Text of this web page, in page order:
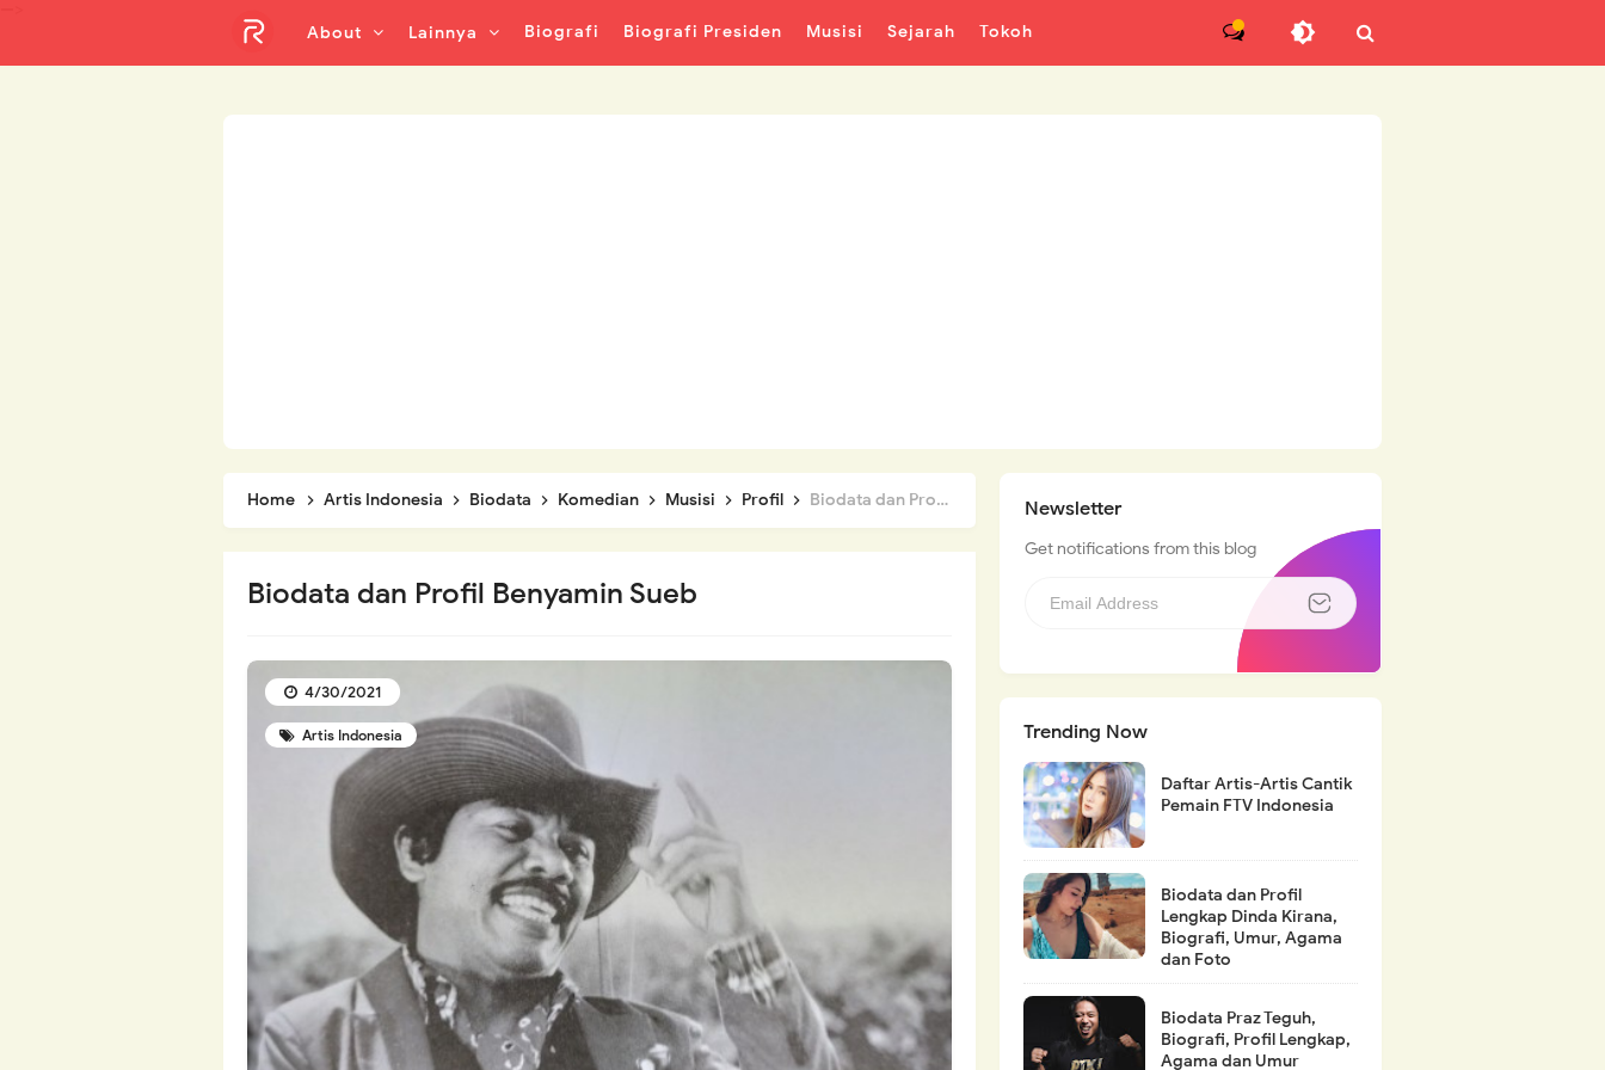
About Lainnya Biografi Biografi Presiden Musisi Sejarah Tokoh
Home Artis Indonesia Biodata Komedian Musisi Profil Biodata dan Profil Benyamin Sueb
Biodata dan Profil Benyamin Sueb
Artis Indonesia
4/30/2021
Newsletter
Get notifications from this blog
Trending Now
Daftar Artis-Artis Cantik
Pemain FTV Indonesia
Biodata dan Profil
Lengkap Dinda Kirana,
Biografi, Umur, Agama
dan Foto
Biodata Praz Teguh,
Biografi, Profil Lengkap,
Agama dan Umur